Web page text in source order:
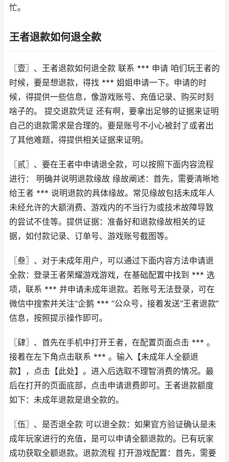
忙。
王者退款如何退全款
〖壹〗、王者退款如何退全款 联系 *** 申请 咱们玩王者的
时候，要是想退款，得找 *** 姐姐申请一下。申请的时
候，得提供一些信息，像游戏账号、充值记录、购买时刻
啥子的。 提交退款凭证 还有啊，要拿出足够的证据来证明
自己的退款需求是合理的。要是账号不小心被封了或者出
了其他难题，得提供相关证据来证明。
〖贰〗、要在王者中申请退全款，可以按照下面内容流程
进行： 明确并说明退款缘故 缘故阐述：首先，需要清晰地
给王者 *** 说明退款的具体缘故。常见缘故包括未成年人
未经允许的大额消费、游戏内的不当行为或技术故障导致
的尝试不佳等。提供证据：准备好和退款缘故相关的证
据，如付款记录、订单号、游戏账号截图等。
〖叁〗、对于未成年用户，可以通过下面内容方法申请退
全款：登录王者荣耀游戏游戏，在基础配置中找到 *** 选
项，联系 *** 并申请未成年退款。若账号无法登录，可在
微信中搜索并关注“企鹅 *** ”公众号，接着发送“王者退款”
信息，按照提示操作即可。
〖肆〗、首先在手机中打开王者，在配置页面点击 *** 。
接着在左下角点击联系 *** 。输入【未成年人全额退
款】，点击【此处】。进入后选取不理智消费的情况。最
后在打开的页面底部，点击申请退费即可。王者退款额度
如下：未成年退款是退全款的。
〖伍〗、是否退全款 可以退全款：如果官方验证确认是未
成年玩家进行的充值，是可以申请全额退款的。已有玩家
成功获取全额退款。退款流程 打开游戏配置：首先，需要